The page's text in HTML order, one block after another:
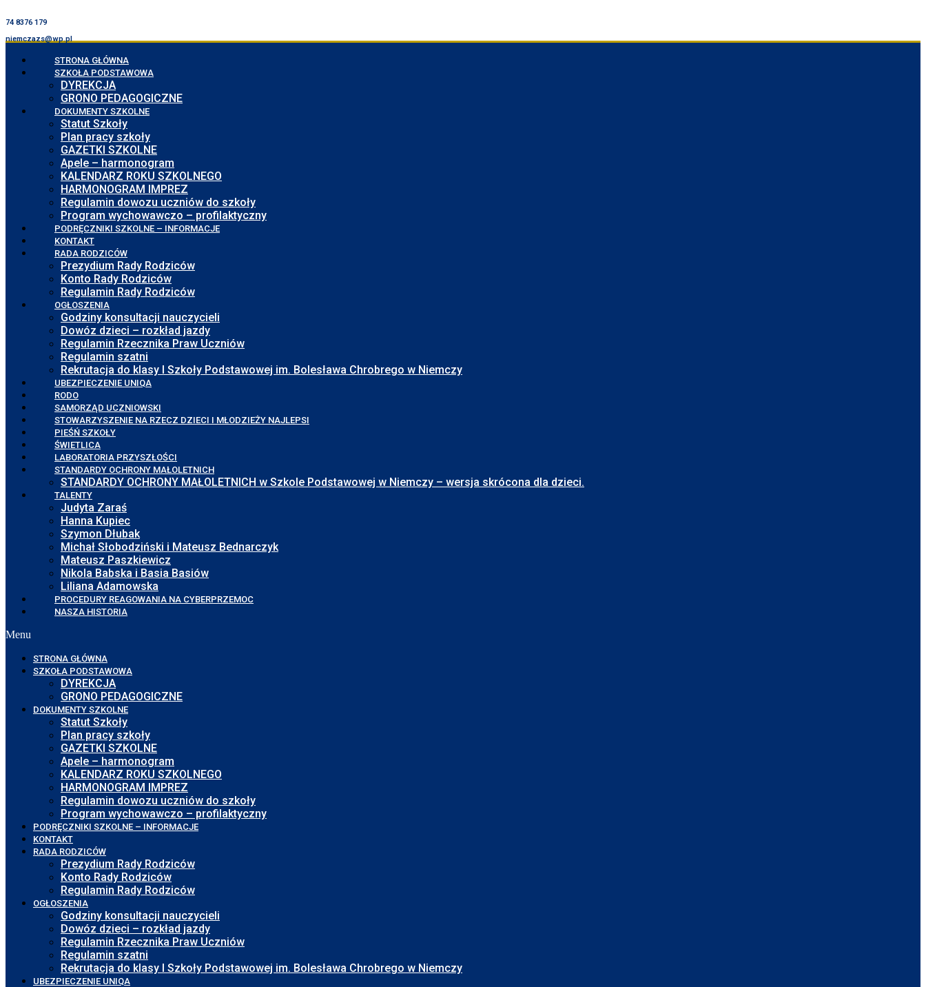
74 8376 179
niemczazs@wp.pl
STRONA GŁÓWNA
SZKOŁA PODSTAWOWA
DYREKCJA
GRONO PEDAGOGICZNE
DOKUMENTY SZKOLNE
Statut Szkoły
Plan pracy szkoły
GAZETKI SZKOLNE
Apele – harmonogram
KALENDARZ ROKU SZKOLNEGO
HARMONOGRAM IMPREZ
Regulamin dowozu uczniów do szkoły
Program wychowawczo – profilaktyczny
PODRĘCZNIKI SZKOLNE – INFORMACJE
KONTAKT
RADA RODZICÓW
Prezydium Rady Rodziców
Konto Rady Rodziców
Regulamin Rady Rodziców
OGŁOSZENIA
Godziny konsultacji nauczycieli
Dowóz dzieci – rozkład jazdy
Regulamin Rzecznika Praw Uczniów
Regulamin szatni
Rekrutacja do klasy I Szkoły Podstawowej im. Bolesława Chrobrego w Niemczy
UBEZPIECZENIE UNIQA
RODO
SAMORZĄD UCZNIOWSKI
STOWARZYSZENIE NA RZECZ DZIECI I MŁODZIEŻY NAJLEPSI
PIEŚŃ SZKOŁY
ŚWIETLICA
LABORATORIA PRZYSZŁOŚCI
STANDARDY OCHRONY MAŁOLETNICH
STANDARDY OCHRONY MAŁOLETNICH w Szkole Podstawowej w Niemczy – wersja skrócona dla dzieci.
TALENTY
Judyta Zaraś
Hanna Kupiec
Szymon Dłubak
Michał Słobodziński i Mateusz Bednarczyk
Mateusz Paszkiewicz
Nikola Babska i Basia Basiów
Liliana Adamowska
PROCEDURY REAGOWANIA NA CYBERPRZEMOC
NASZA HISTORIA
Menu
STRONA GŁÓWNA
SZKOŁA PODSTAWOWA
DYREKCJA
GRONO PEDAGOGICZNE
DOKUMENTY SZKOLNE
Statut Szkoły
Plan pracy szkoły
GAZETKI SZKOLNE
Apele – harmonogram
KALENDARZ ROKU SZKOLNEGO
HARMONOGRAM IMPREZ
Regulamin dowozu uczniów do szkoły
Program wychowawczo – profilaktyczny
PODRĘCZNIKI SZKOLNE – INFORMACJE
KONTAKT
RADA RODZICÓW
Prezydium Rady Rodziców
Konto Rady Rodziców
Regulamin Rady Rodziców
OGŁOSZENIA
Godziny konsultacji nauczycieli
Dowóz dzieci – rozkład jazdy
Regulamin Rzecznika Praw Uczniów
Regulamin szatni
Rekrutacja do klasy I Szkoły Podstawowej im. Bolesława Chrobrego w Niemczy
UBEZPIECZENIE UNIQA